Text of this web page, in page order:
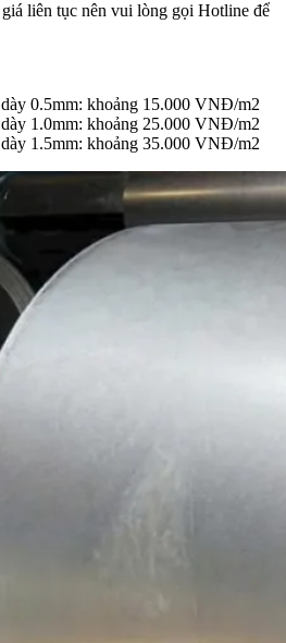
liên tục nên vui lòng gọi Hotline để
0.5mm: khoảng 15.000 VNĐ/m2
1.0mm: khoảng 25.000 VNĐ/m2
1.5mm: khoảng 35.000 VNĐ/m2